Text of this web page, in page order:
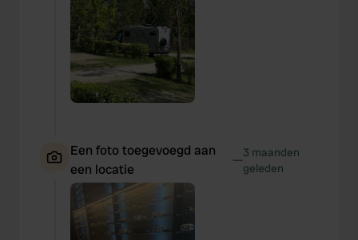
Een foto toegevoegd aan
een locatie
—3 maanden
geleden